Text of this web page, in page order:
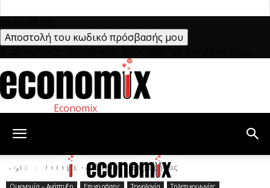
Economix
Αρχική Οικονομία – Ανάπτυξη Επιχειρήσεις
Οικονομία – Ανάπτυξη Επιχειρήσεις Τεχνολογία Τηλεπικοινωνίες